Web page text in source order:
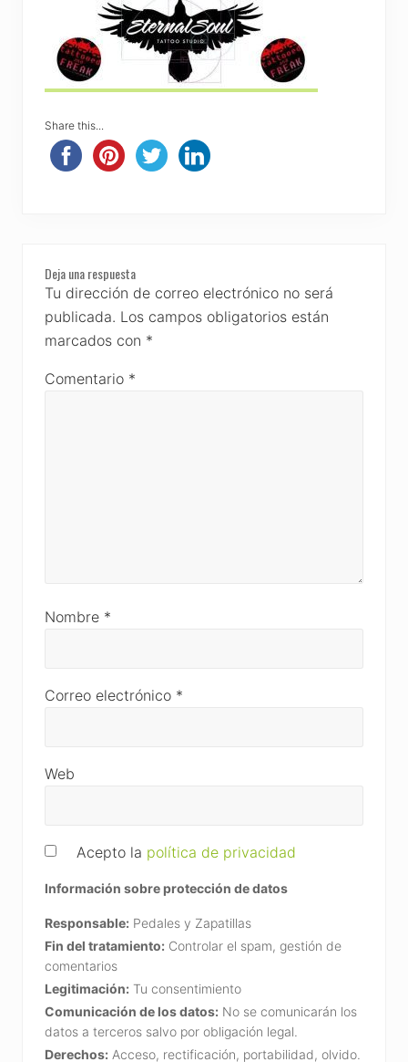
Share this...
Reader
Interactions
Deja una respuesta
Tu dirección de correo electrónico no será
publicada. Los campos obligatorios están
marcados con *
Comentario *
Nombre *
Correo electrónico *
Web
Acepto la política de privacidad
Información sobre protección de datos
Responsable: Pedales y Zapatillas
Fin del tratamiento: Controlar el spam, gestión de
comentarios
Legitimación: Tu consentimiento
Comunicación de los datos: No se comunicarán los
datos a terceros salvo por obligación legal.
Derechos: Acceso, rectificación, portabilidad, olvido.